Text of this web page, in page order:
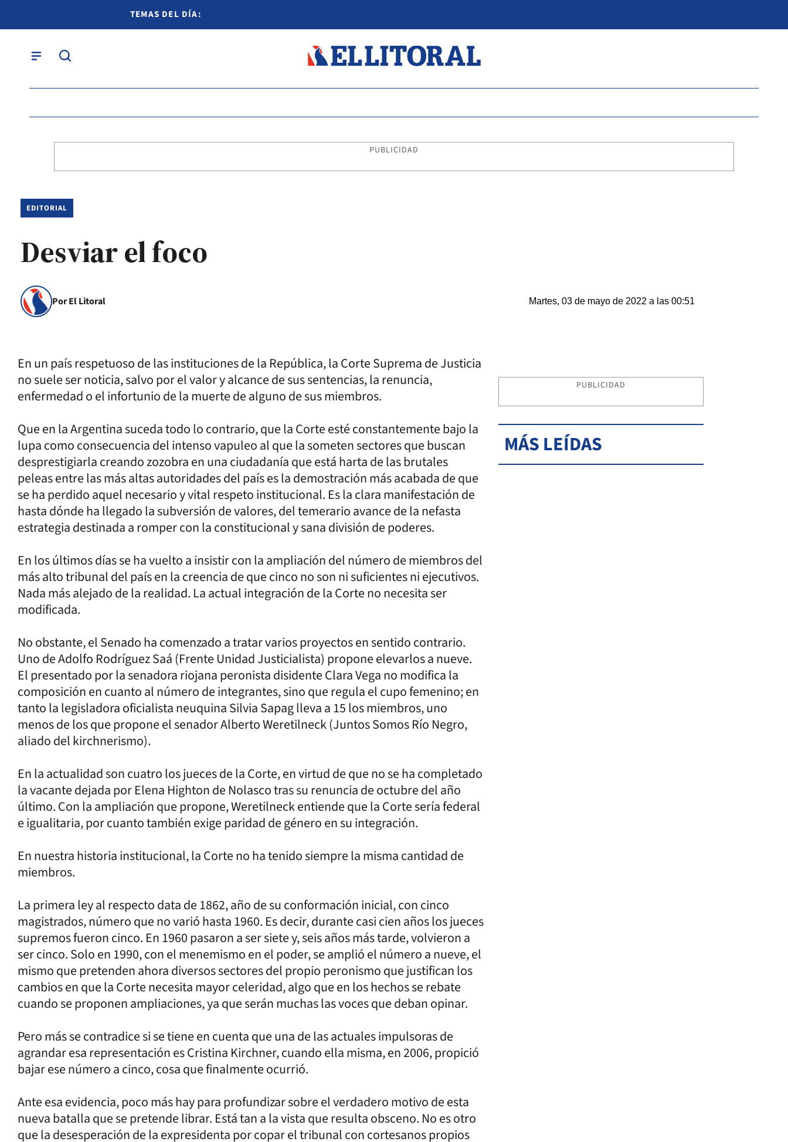
TEMAS DEL DÍA:
PUBLICIDAD
EDITORIAL
Desviar el foco
Por El Litoral Martes, 03 de mayo de 2022 a las 00:51
En un país respetuoso de las instituciones de la República, la Corte Suprema de Justicia
no suele ser noticia, salvo por el valor y alcance de sus sentencias, la renuncia,
enfermedad o el infortunio de la muerte de alguno de sus miembros.
Que en la Argentina suceda todo lo contrario, que la Corte esté constantemente bajo la
lupa como consecuencia del intenso vapuleo al que la someten sectores que buscan
desprestigiarla creando zozobra en una ciudadanía que está harta de las brutales
peleas entre las más altas autoridades del país es la demostración más acabada de que
se ha perdido aquel necesario y vital respeto institucional. Es la clara manifestación de
hasta dónde ha llegado la subversión de valores, del temerario avance de la nefasta
estrategia destinada a romper con la constitucional y sana división de poderes.
En los últimos días se ha vuelto a insistir con la ampliación del número de miembros del
más alto tribunal del país en la creencia de que cinco no son ni suficientes ni ejecutivos.
Nada más alejado de la realidad. La actual integración de la Corte no necesita ser
modificada.
No obstante, el Senado ha comenzado a tratar varios proyectos en sentido contrario.
Uno de Adolfo Rodríguez Saá (Frente Unidad Justicialista) propone elevarlos a nueve.
El presentado por la senadora riojana peronista disidente Clara Vega no modifica la
composición en cuanto al número de integrantes, sino que regula el cupo femenino; en
tanto la legisladora oficialista neuquina Silvia Sapag lleva a 15 los miembros, uno
menos de los que propone el senador Alberto Weretilneck (Juntos Somos Río Negro,
aliado del kirchnerismo).
En la actualidad son cuatro los jueces de la Corte, en virtud de que no se ha completado
la vacante dejada por Elena Highton de Nolasco tras su renuncia de octubre del año
último. Con la ampliación que propone, Weretilneck entiende que la Corte sería federal
e igualitaria, por cuanto también exige paridad de género en su integración.
En nuestra historia institucional, la Corte no ha tenido siempre la misma cantidad de
miembros.
La primera ley al respecto data de 1862, año de su conformación inicial, con cinco
magistrados, número que no varió hasta 1960. Es decir, durante casi cien años los jueces
supremos fueron cinco. En 1960 pasaron a ser siete y, seis años más tarde, volvieron a
ser cinco. Solo en 1990, con el menemismo en el poder, se amplió el número a nueve, el
mismo que pretenden ahora diversos sectores del propio peronismo que justifican los
cambios en que la Corte necesita mayor celeridad, algo que en los hechos se rebate
cuando se proponen ampliaciones, ya que serán muchas las voces que deban opinar.
Pero más se contradice si se tiene en cuenta que una de las actuales impulsoras de
agrandar esa representación es Cristina Kirchner, cuando ella misma, en 2006, propició
bajar ese número a cinco, cosa que finalmente ocurrió.
Ante esa evidencia, poco más hay para profundizar sobre el verdadero motivo de esta
nueva batalla que se pretende librar. Está tan a la vista que resulta obsceno. No es otro
que la desesperación de la expresidenta por copar el tribunal con cortesanos propios
PUBLICIDAD
MÁS LEÍDAS